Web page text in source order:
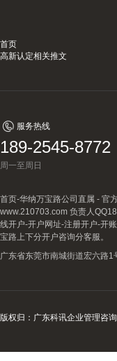
首页
高新认定相关推文
服务热线
189-2545-8772
周一至周日
首页-华纳万宝路公司直属 - 官
www.210703.com 负责人
线开户-开户网址-注册开户-开
宝路上下分开户咨询分客服。
广东省东莞市南城街道宏六路1
版权归：广东科讯企业管理咨